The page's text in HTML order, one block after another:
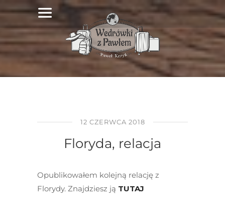
12 CZERWCA 2018
Floryda, relacja
Opublikowałem kolejną relację z
Florydy. Znajdziesz ją TUTAJ